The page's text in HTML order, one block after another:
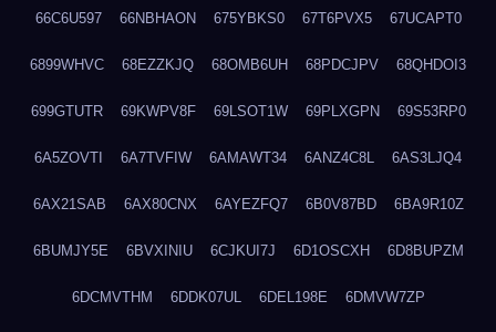
66C6U597 66NBHAON 675YBKS0 67T6PVX5 67UCAPT0
6899WHVC 68EZZKJQ 68OMB6UH 68PDCJPV 68QHDOI3
699GTUTR 69KWPV8F 69LSOT1W 69PLXGPN 69S53RP0
6A5ZOVTI 6A7TVFIW 6AMAWT34 6ANZ4C8L 6AS3LJQ4
6AX21SAB 6AX80CNX 6AYEZFQ7 6B0V87BD 6BA9R10Z
6BUMJY5E 6BVXINIU 6CJKUI7J 6D1OSCXH 6D8BUPZM
6DCMVTHM 6DDK07UL 6DEL198E 6DMVW7ZP